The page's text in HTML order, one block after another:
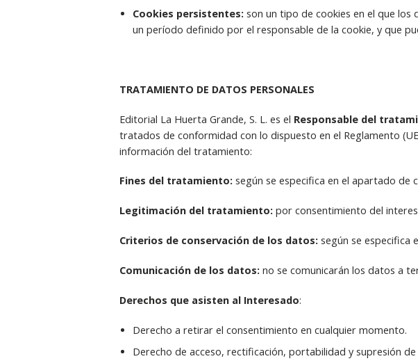
Cookies persistentes: son un tipo de cookies en el que
un período definido por el responsable de la cookie, y que
TRATAMIENTO DE DATOS PERSONALES
Editorial La Huerta Grande, S. L. es el Responsable del
tratados de conformidad con lo dispuesto en el Reglamento
información del tratamiento:
Fines del tratamiento: según se especifica en el apartado de
Legitimación del tratamiento: por consentimiento del
Criterios de conservación de los datos: según se especifica
Comunicación de los datos: no se comunicarán los datos a
Derechos que asisten al Interesado:
Derecho a retirar el consentimiento en cualquier momento.
Derecho de acceso, rectificación, portabilidad y supresión